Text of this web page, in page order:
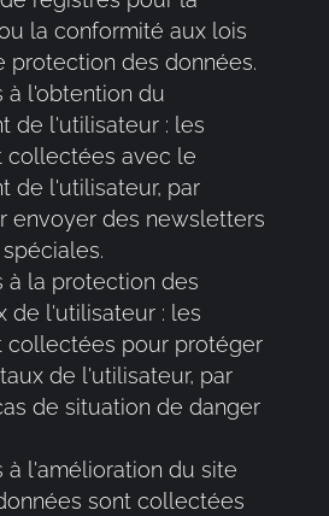
la conformité aux lois
protection des données.
à l'obtention du
de l'utilisateur : les
collectées avec le
de l'utilisateur, par
envoyer des newsletters
à la protection des
de l'utilisateur : les
collectées pour protéger
de l'utilisateur, par
de situation de danger
à l'amélioration du site
sont collectées